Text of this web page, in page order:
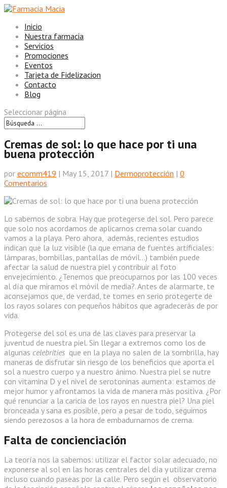
Inicio
Nuestra farmacia
Servicios
Promociones
Eventos
Tarjeta de Fidelizacion
Contacto
Blog
Seleccionar página
Cremas de sol: lo que hace por ti una
buena protección
por ecomm419 | May 15, 2017 | Dermoprotección | 0
Comentarios
Lo sabemos de sobra. Hay que protegerse del sol. Pero parece
que solo nos acordamos de aplicarnos crema solar cuando
vamos a la playa. Pero ahora, además, recientes estudios
indican que la luz visible (la que emana de fuentes artificiales:
lámparas, bombillas, pantallas de móvil…) también puede
afectar la salud de nuestra piel y contribuir al foto
envejecimiento. ¿Tenemos que preocuparnos por las 100 veces
al día que miramos el móvil de media?. Antes de alarmarte, te
aconsejamos que, de verdad, te tomes en serio protegerte de
los rayos solares con pequeños hábitos que agradecerás de por
vida.
Protegerse del sol es una de las claves para preservar la
juventud de nuestra piel. Sin llegar a extremos como los de
algunas celebrities que en la playa no salen de la sombrilla, hay
maneras de disfrutar sin riesgo de los beneficios que aporta el
sol a nuestro cuerpo y a nuestro ánimo. Nuestra piel se nutre
con vitamina D y el nivel de serotoninas aumenta: estamos de
mejor humor y afrontamos la vida de manera más positiva. ¿Por
qué renunciar a la caricia de los rayos en nuestra piel? Una piel
bronceada y sana es posible, pero a pesar de todo, seguimos
siendo perezosos a la hora de embadurnarnos de crema.
Falta de concienciación
La teoría nos la sabemos: utilizar el factor solar adecuado, no
exponerse al sol en las horas centrales del día y utilizar crema
incluso cuando paseas por la calle. Pero según el observatorio